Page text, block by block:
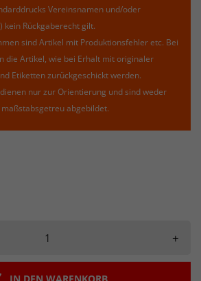
Vereinsnamen und/oder
kein Rückgaberecht gilt.
sind Artikel mit Produktionsfehler etc. Bei
die Artikel, wie bei Erhalt mit originaler
Etiketten zurückgeschickt werden.
nur zur Orientierung und sind weder
abgebildet.
+